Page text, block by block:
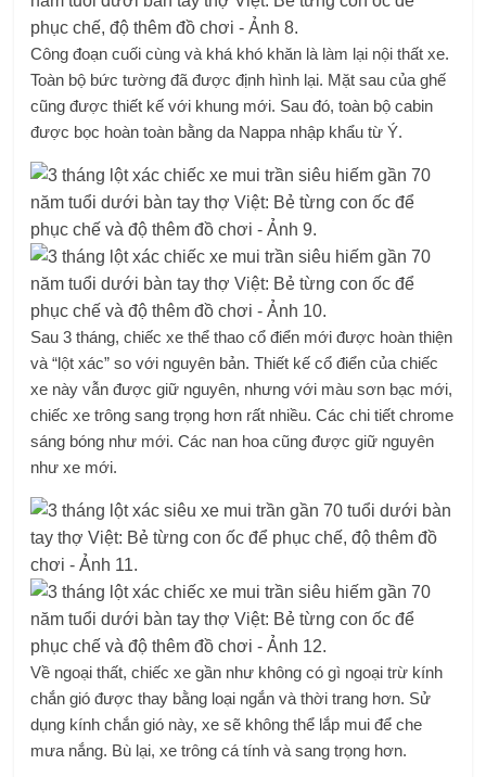
Công đoạn cuối cùng và khá khó khăn là làm lại nội thất xe.
Toàn bộ bức tường đã được định hình lại. Mặt sau của ghế
cũng được thiết kế với khung mới. Sau đó, toàn bộ cabin
được bọc hoàn toàn bằng da Nappa nhập khẩu từ Ý.
Sau 3 tháng, chiếc xe thể thao cổ điển mới được hoàn thiện
và “lột xác” so với nguyên bản. Thiết kế cổ điển của chiếc
xe này vẫn được giữ nguyên, nhưng với màu sơn bạc mới,
chiếc xe trông sang trọng hơn rất nhiều. Các chi tiết chrome
sáng bóng như mới. Các nan hoa cũng được giữ nguyên
như xe mới.
Về ngoại thất, chiếc xe gần như không có gì ngoại trừ kính
chắn gió được thay bằng loại ngắn và thời trang hơn. Sử
dụng kính chắn gió này, xe sẽ không thể lắp mui để che
mưa nắng. Bù lại, xe trông cá tính và sang trọng hơn.